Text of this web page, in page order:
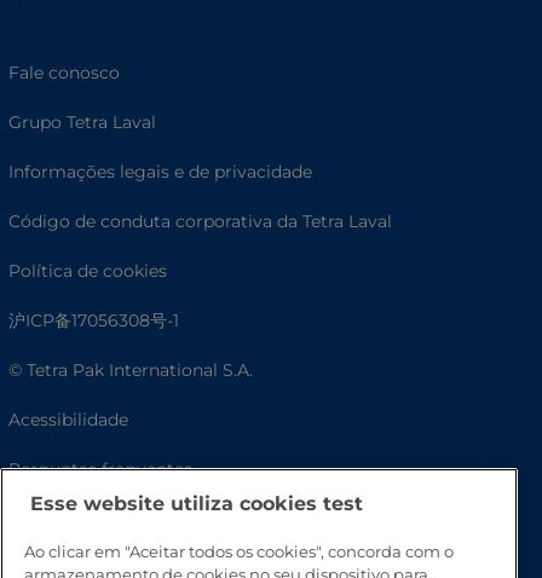
Fale conosco
Grupo Tetra Laval
Informações legais e de privacidade
Código de conduta corporativa da Tetra Laval
Política de cookies
沪ICP备17056308号-1
© Tetra Pak International S.A.
Acessibilidade
Perguntas frequentes
Esse website utiliza cookies test
Ao clicar em "Aceitar todos os cookies", concorda com o